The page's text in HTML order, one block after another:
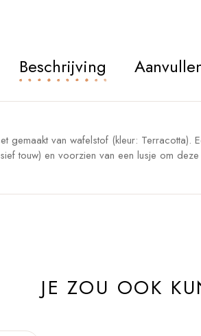
Beschrijving
gemaakt van wafelstof (kleur:
touw) en voorzien van een lusje om
JE ZOU OOK